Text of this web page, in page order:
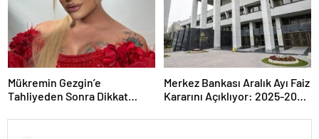
Mükremin Gezgin’e
Tahliyeden Sonra Dikkat
Merkez Bankası Aralık Ayı Faiz
Kararını Açıklıyor: 2025-2026